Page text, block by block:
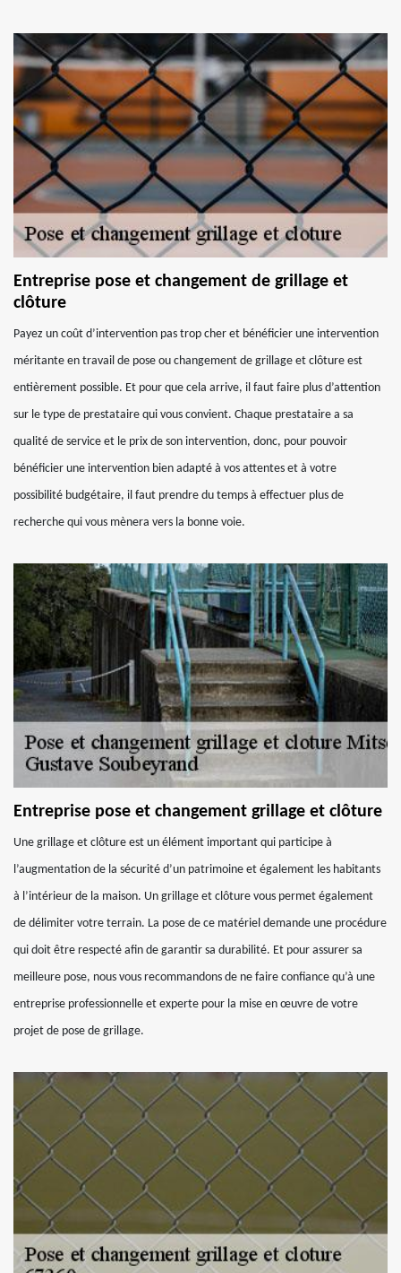
Entreprise pose et changement de grillage et
clôture
Payez un coût d’intervention pas trop cher et bénéficier une intervention
méritante en travail de pose ou changement de grillage et clôture est
entièrement possible. Et pour que cela arrive, il faut faire plus d’attention
sur le type de prestataire qui vous convient. Chaque prestataire a sa
qualité de service et le prix de son intervention, donc, pour pouvoir
bénéficier une intervention bien adapté à vos attentes et à votre
possibilité budgétaire, il faut prendre du temps à effectuer plus de
recherche qui vous mènera vers la bonne voie.
Entreprise pose et changement grillage et clôture
Une grillage et clôture est un élément important qui participe à
l’augmentation de la sécurité d’un patrimoine et également les habitants
à l’intérieur de la maison. Un grillage et clôture vous permet également
de délimiter votre terrain. La pose de ce matériel demande une procédure
qui doit être respecté afin de garantir sa durabilité. Et pour assurer sa
meilleure pose, nous vous recommandons de ne faire confiance qu’à une
entreprise professionnelle et experte pour la mise en œuvre de votre
projet de pose de grillage.